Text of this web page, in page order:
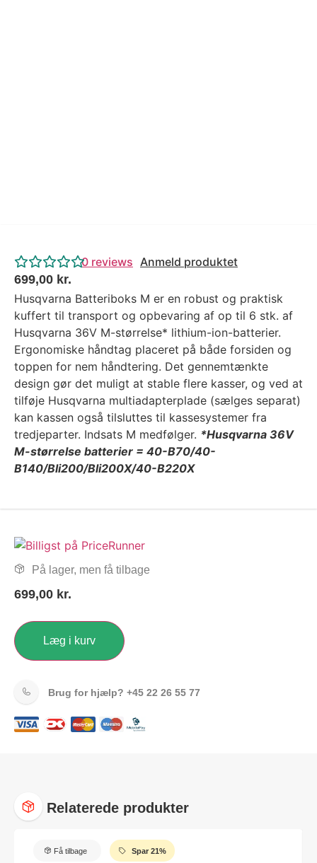
0 reviews Anmeld produktet
699,00 kr.
Husqvarna Batteriboks M er en robust og praktisk
kuffert til transport og opbevaring af op til 6 stk. af
Husqvarna 36V M-størrelse* lithium-ion-batterier.
Ergonomiske håndtag placeret på både forsiden og
toppen for nem håndtering. Det gennemtænkte
design gør det muligt at stable flere kasser, og ved at
tilføje Husqvarna multiadapterplade (sælges separat)
kan kassen også tilsluttes til kassesystemer fra
tredjeparter. Indsats M medfølger. *Husqvarna 36V
M-størrelse batterier = 40-B70/40-
B140/Bli200/Bli200X/40-B220X
På lager, men få tilbage
699,00 kr.
Læg i kurv
Brug for hjælp? +45 22 26 55 77
Relaterede produkter
Få tilbage Spar 21%